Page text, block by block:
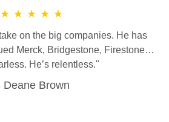
★★★★★
on the big companies. He has
Merck, Bridgestone, Firestone…
He’s relentless."
Deane Brown